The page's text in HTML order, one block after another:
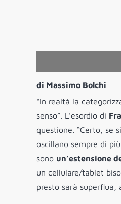
di Massimo Bolchi
“In realtà la
senso”. L’esordio di
questione. “Certo, se
oscillano sempre di
sono un’estensione
un cellulare/tablet
presto sarà superflua,